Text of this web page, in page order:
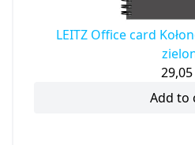
LEITZ Office card
29,05
Add to